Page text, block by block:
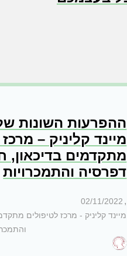
ההפרעות השונות
מיינד קליניק –
מתקדמים בדיכאון,
דפרסיה והתמכרויות
02/11/2022 ,
מיינד קליניק - מרכז לטיפולים